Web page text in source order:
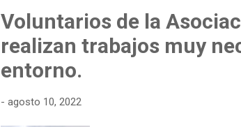
Voluntarios de la
realizan trabajos muy
entorno.
- agosto 10, 2022